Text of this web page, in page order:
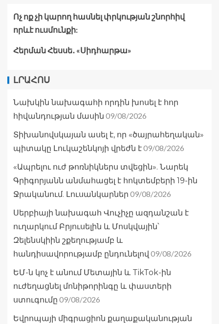
Ոչ ոք չի կարող հասնել փրկության շնորհիվ
որևէ ուսմունքի:
Հերման Հեսսե․ «Սիդհարթա»
ԼՐԱՀՈՍ
Նախկին նախագահի որդին խոսել է հոր
հիվանդության մասին 09/08/2026
Տիխանովսկայան ասել է, որ «ծայրահեղական»
պիտակը Լուկաշենկոյի վրեժն է09/08/2026
«Ապրելու ուժ թոռնիկներս տվեցին». Նարեկ
Գրիգորյանն անմահացել է հոկտեմբերի 19-ին
Ջրականում. Լուսանկարներ 09/08/2026
Սերբիայի նախագահ Վուչիչը ազդանշան է
ուղարկում Բրյուսելին և Մոսկվային՝
Զելենսկիին շքեղությամբ և
հանդիսավորությամբ ընդունելով 09/08/2026
ԵՄ-ն կոչ է անում Մետային և TikTok-ին
ուժեղացնել մոնիթորինգը և փաստերի
ստուգումը 09/08/2026
Եվրոպայի միգրացիոն քաղաքականության